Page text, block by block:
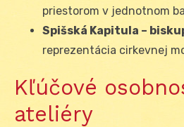
priestorom v jednotnom
Spišská Kapitula –
reprezentácia cirkevnej
Kľúčové
ateliéry